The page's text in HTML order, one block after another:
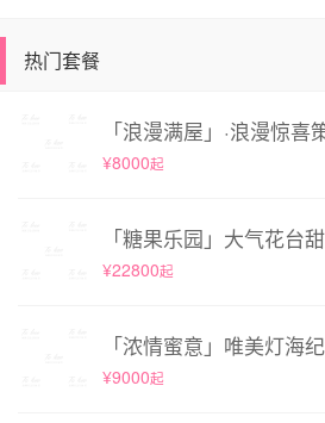
热门套餐
「浪漫满屋」·浪漫惊喜
¥8000起
「糖果乐园」大气花台
¥22800起
「浓情蜜意」唯美灯海
¥9000起